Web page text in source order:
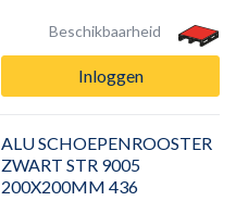
Beschikbaarheid
Inloggen
ALU SCHOEPENROOSTER
ZWART STR 9005
200X200MM 436